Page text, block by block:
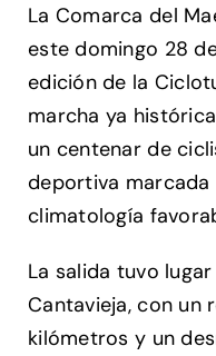
La Comarca del
este domingo 28
edición de la
marcha ya
un centenar de
deportiva marcada
climatología
La salida tuvo
Cantavieja, con un
kilómetros y un